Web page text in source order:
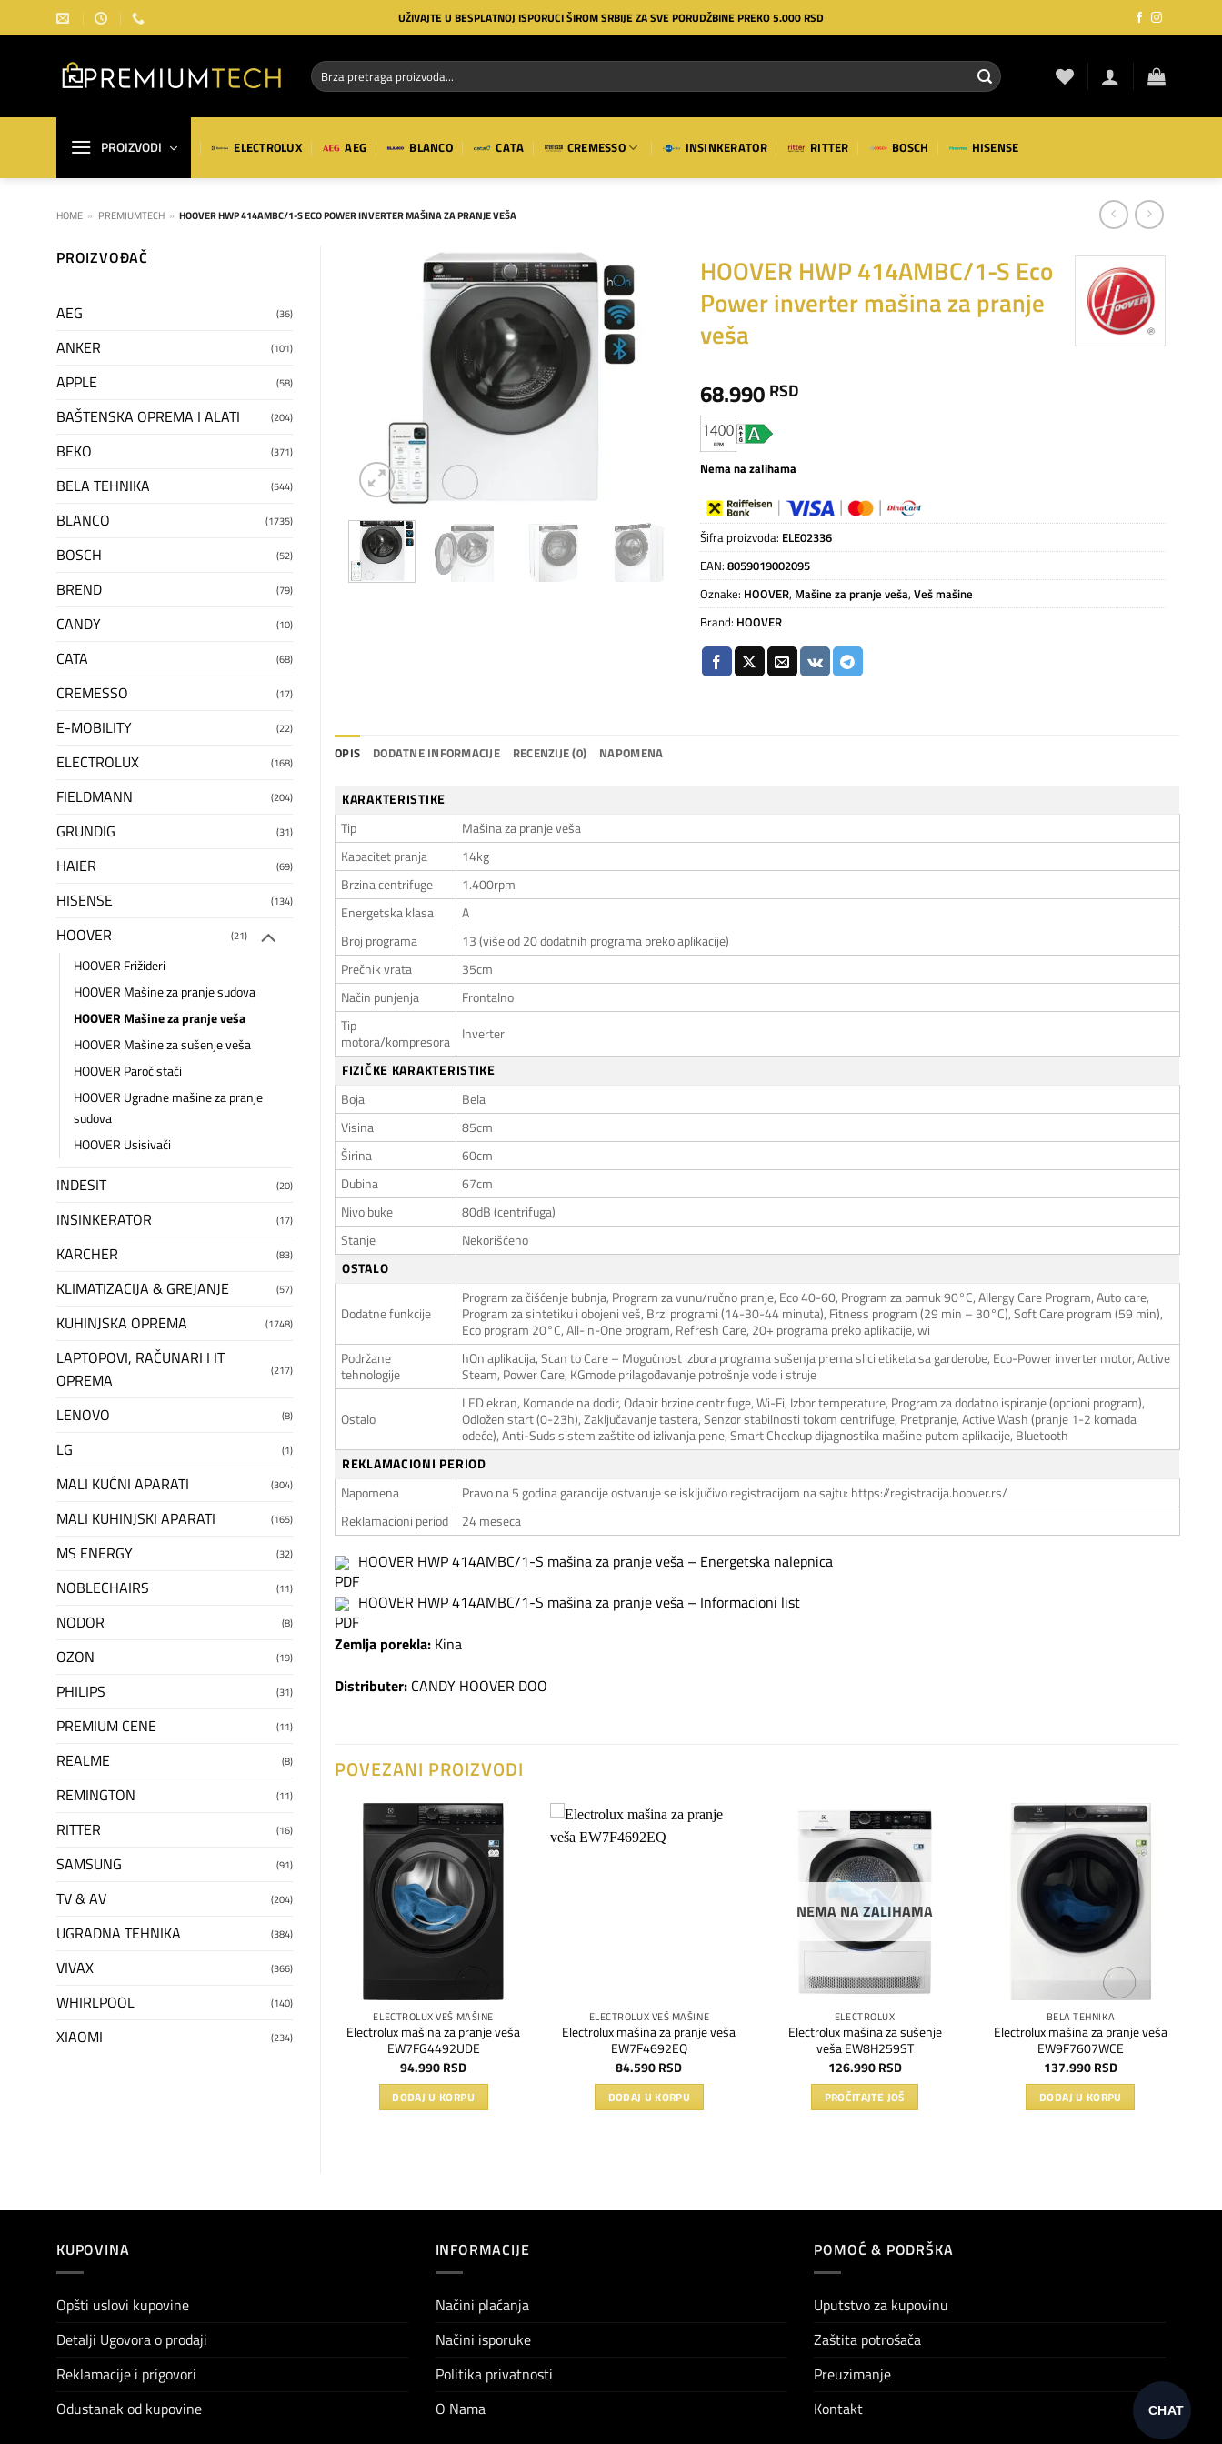
na
UŽIVAJTE U BESPLATNOJ ISPORUCI ŠIROM SRBIJE ZA SVE PORUDŽBINE PREKO 5.000 RSD
Pretraga
za:
PROIZVODI ELECTROLUX AEG BLANCO CATA CREMESSO INSINKERATOR RITTER BOSCH HISENSE
HOME » PREMIUMTECH » HOOVER HWP 414AMBC/1-S ECO POWER INVERTER MAŠINA ZA PRANJE VEŠA
PROIZVOĐAČ
AEG (36)
ANKER (101)
APPLE (58)
BAŠTENSKA OPREMA I ALATI (204)
BEKO (371)
BELA TEHNIKA (544)
BLANCO (1735)
BOSCH (52)
BREND (79)
CANDY (10)
CATA (68)
CREMESSO (17)
E-MOBILITY (22)
ELECTROLUX (168)
FIELDMANN (204)
GRUNDIG (31)
HAIER (69)
HISENSE (134)
HOOVER (21)
HOOVER Frižideri
HOOVER Mašine za pranje sudova
HOOVER Mašine za pranje veša
HOOVER Mašine za sušenje veša
HOOVER Paročistači
HOOVER Ugradne mašine za pranje
sudova
HOOVER Usisivači
INDESIT (20)
INSINKERATOR (17)
KARCHER (83)
KLIMATIZACIJA & GREJANJE (57)
KUHINJSKA OPREMA (1748)
LAPTOPOVI, RAČUNARI I IT
OPREMA
(217)
LENOVO (8)
LG (1)
MALI KUĆNI APARATI (304)
MALI KUHINJSKI APARATI (165)
MS ENERGY (32)
NOBLECHAIRS (11)
NODOR (8)
OZON (19)
PHILIPS (31)
PREMIUM CENE (11)
REALME (8)
REMINGTON (11)
RITTER (16)
SAMSUNG (91)
TV & AV (204)
UGRADNA TEHNIKA (384)
VIVAX (366)
WHIRLPOOL (140)
XIAOMI (234)
Dodaj
listu
želja
HOOVER HWP 414AMBC/1-S Eco
Power inverter mašina za pranje
veša
68.990 RSD
Nema na zalihama
Šifra proizvoda: ELE02336
EAN:8059019002095
Oznake: HOOVER, Mašine za pranje veša,Veš mašine
Brand: HOOVER
OPIS DODATNE INFORMACIJE RECENZIJE (0) NAPOMENA
KARAKTERISTIKE
Tip
Mašina za pranje veša
Kapacitet pranja
14kg
Brzina centrifuge
1.400rpm
Energetska klasa
A
Broj programa
13 (više od 20 dodatnih programa preko aplikacije)
Prečnik vrata
35cm
Način punjenja
Frontalno
Tip
motora/kompresora
Inverter
FIZIČKE KARAKTERISTIKE
Boja
Bela
Visina
85cm
Širina
60cm
Dubina
67cm
Nivo buke
80dB (centrifuga)
Stanje
Nekorišćeno
OSTALO
Dodatne funkcije
Program za čišćenje bubnja, Program za vunu/ručno pranje, Eco 40-60, Program za pamuk 90°C, Allergy Care Program, Auto care,
Program za sintetiku i obojeni veš, Brzi programi (14-30-44 minuta), Fitness program (29 min – 30°C), Soft Care program (59 min),
Eco program 20°C, All-in-One program, Refresh Care, 20+ programa preko aplikacije, wi
Podržane
tehnologije
hOn aplikacija, Scan to Care – Mogućnost izbora programa sušenja prema slici etiketa sa garderobe, Eco-Power inverter motor, Active
Steam, Power Care, KGmode prilagođavanje potrošnje vode i struje
Ostalo
LED ekran, Komande na dodir, Odabir brzine centrifuge, Wi-Fi, Izbor temperature, Program za dodatno ispiranje (opcioni program),
Odložen start (0-23h), Zaključavanje tastera, Senzor stabilnosti tokom centrifuge, Pretpranje, Active Wash (pranje 1-2 komada
odeće), Anti-Suds sistem zaštite od izlivanja pene, Smart Checkup dijagnostika mašine putem aplikacije, Bluetooth
REKLAMACIONI PERIOD
Napomena
Pravo na 5 godina garancije ostvaruje se isključivo registracijom na sajtu: https://registracija.hoover.rs/
Reklamacioni period
24 meseca
HOOVER HWP 414AMBC/1-S mašina za pranje veša – Energetska nalepnica
HOOVER HWP 414AMBC/1-S mašina za pranje veša – Informacioni list
Zemlja porekla: Kina
Distributer: CANDY HOOVER DOO
POVEZANI PROIZVODI
Dodaj
ELECTROLUX VEŠ MAŠINE
Electrolux mašina za pranje veša
EW7FG4492UDE
94.990RSD
DODAJ U KORPU
ELECTROLUX VEŠ MAŠINE
Electrolux mašina za pranje veša
EW7F4692EQ
84.590RSD
DODAJ U KORPU
Dodaj
NEMA NA ZALIHAMA
ELECTROLUX
Electrolux mašina za sušenje
veša EW8H259ST
126.990RSD
PROČITAJTE JOŠ
Dodaj
listu
BELA TEHNIKA
Electrolux mašina za pranje veša
EW9F7607WCE
137.990RSD
DODAJ U KORPU
na
želja
za pranje veša
na
Electrolux mašina za pranje i
sušenje EW7W2612E
KUPOVINA
Opšti uslovi kupovine
Detalji Ugovora o prodaji
Reklamacije i prigovori
Odustanak od kupovine
INFORMACIJE
Načini plaćanja
Načini isporuke
Politika privatnosti
O Nama
POMOĆ & PODRŠKA
Uputstvo za kupovinu
Zaštita potrošača
Preuzimanje
Kontakt
CHAT